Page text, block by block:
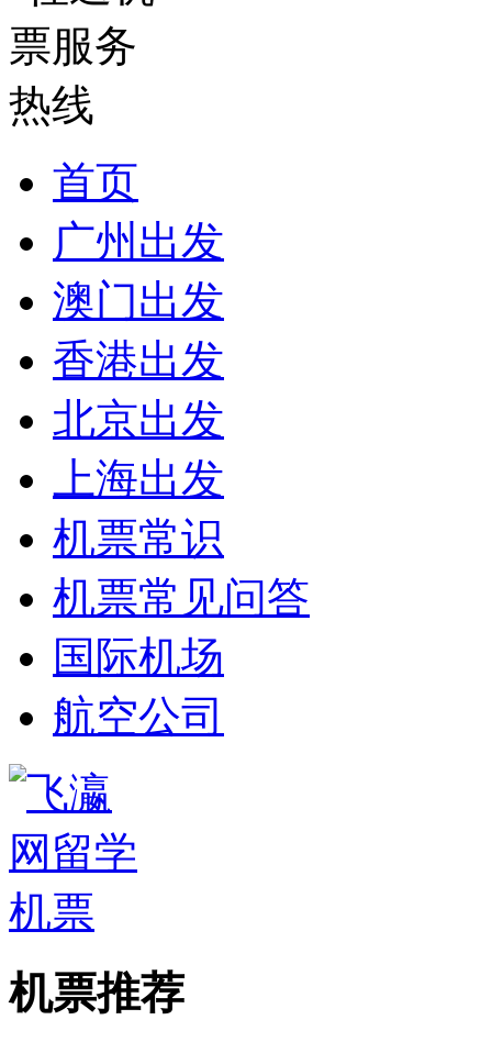
首页
广州出发
澳门出发
香港出发
北京出发
上海出发
机票常识
机票常见问答
国际机场
航空公司
机票推荐